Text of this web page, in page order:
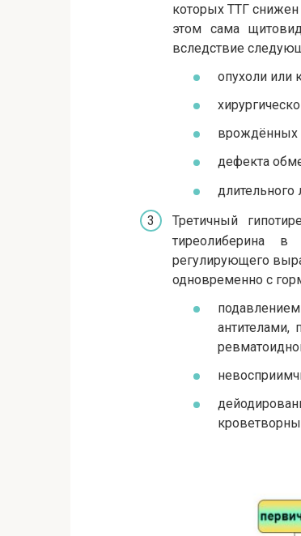
которых ТТГ
этом сама
вследствие
опухоли или
врождённых
дефекта
Третичный
тиреолиберина в
регулирующего
одновременно с
антителами,